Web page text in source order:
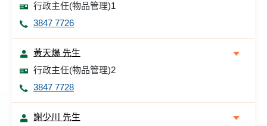
行政主任(物品管理)1
3847 7726
黃天煬 先生
行政主任(物品管理)2
3847 7728
謝少川 先生